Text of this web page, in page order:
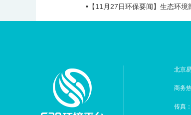
•【11月27日环保要闻】生态环
北京
商务
传真